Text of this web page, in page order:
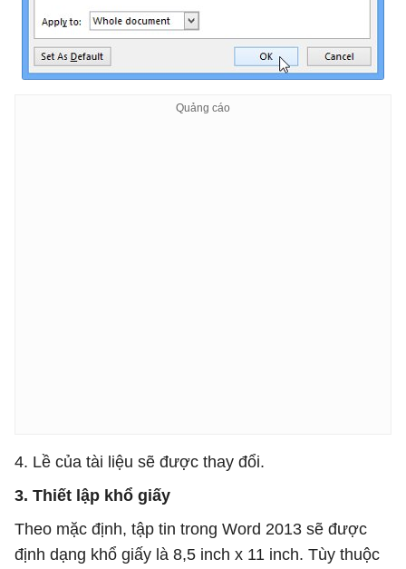
4. Lề của tài liệu sẽ được thay đổi.
3. Thiết lập khổ giấy
Theo mặc định, tập tin trong Word 2013 sẽ được
định dạng khổ giấy là 8,5 inch x 11 inch. Tùy thuộc